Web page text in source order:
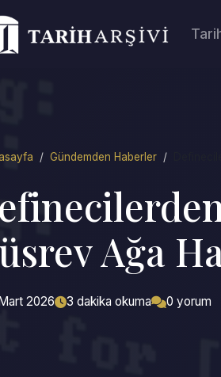
/ Gündemden Haberler /
Ağa
2026 3 dakika okuma 0 yorum